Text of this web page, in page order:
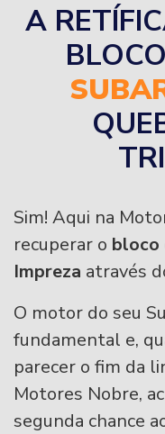
A
Sim! Aqui na
recuperar o bloco
Impreza através
O motor do seu
fundamental e,
parecer o fim da
Motores Nobre,
segunda chance